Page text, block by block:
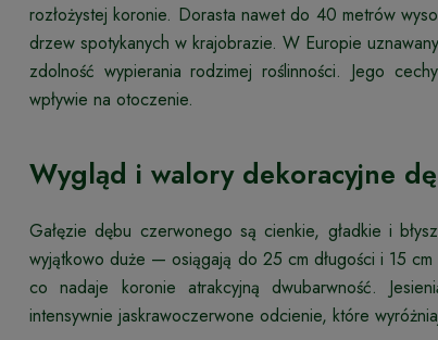
rozłożystej koronie. Dorasta nawet do 40 metrów
drzew spotykanych w krajobrazie. W Europie
zdolność wypierania rodzimej roślinności. Jego
wpływie na otoczenie.
Wygląd i walory dekoracyjne
Gałęzie dębu czerwonego są cienkie, gładkie i
wyjątkowo duże — osiągają do 25 cm długości i 15
co nadaje koronie atrakcyjną dwubarwność.
intensywnie jaskrawoczerwone odcienie, które